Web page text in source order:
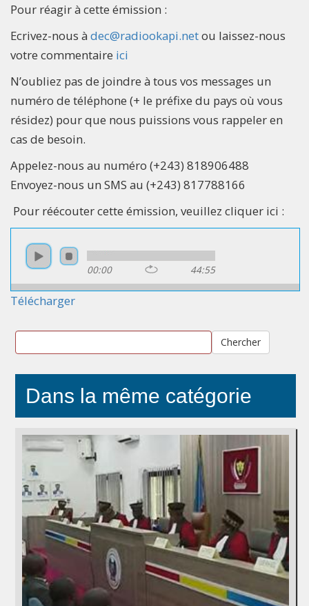
Pour réagir à cette émission :
Ecrivez-nous à dec@radiookapi.netou laissez-nous
votre commentaire ici
N’oubliez pas de joindre à tous vos messages un
numéro de téléphone (+ le préfixe du pays où vous
résidez) pour que nous puissions vous rappeler en
cas de besoin.
Appelez-nous au numéro (+243) 818906488
Envoyez-nous un SMS au (+243) 817788166
Pour réécouter cette émission, veuillez cliquer ici :
00:00 44:55
Télécharger
Chercher
Dans la même catégorie